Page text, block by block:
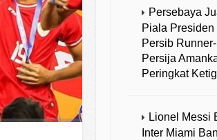
Persebaya
Piala Presiden
Persib
Persija
Peringkat
Lionel Messi
Inter Miami